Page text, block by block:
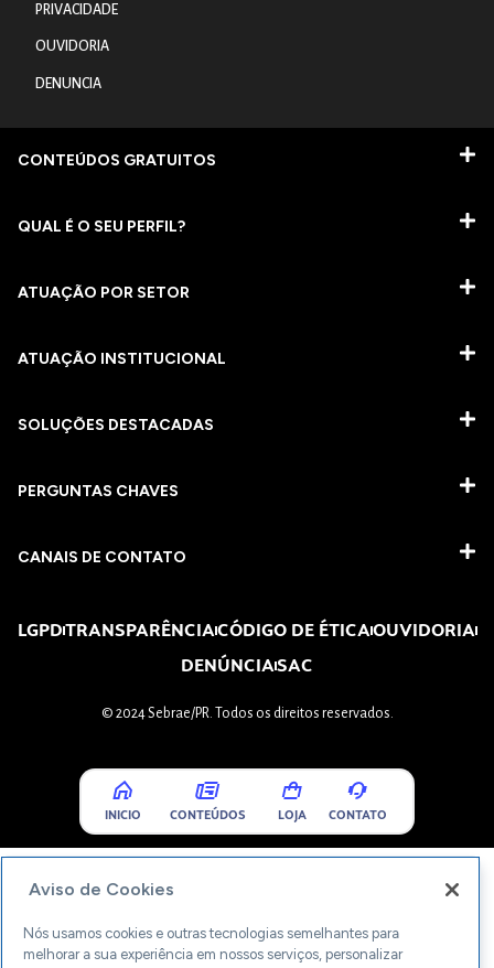
PRIVACIDADE
OUVIDORIA
DENUNCIA
CONTEÚDOS GRATUITOS
QUAL É O SEU PERFIL?
ATUAÇÃO POR SETOR
ATUAÇÃO INSTITUCIONAL
SOLUÇÕES DESTACADAS
PERGUNTAS CHAVES​
CANAIS DE CONTATO
LGPDTRANSPARÊNCIACÓDIGO DE ÉTICAOUVIDORIA
DENÚNCIASAC
© 2024 Sebrae/PR. Todos os direitos reservados.
INICIO CONTEÚDOS LOJA CONTATO
Aviso de Cookies
Nós usamos cookies e outras tecnologias semelhantes para
melhorar a sua experiência em nossos serviços, personalizar